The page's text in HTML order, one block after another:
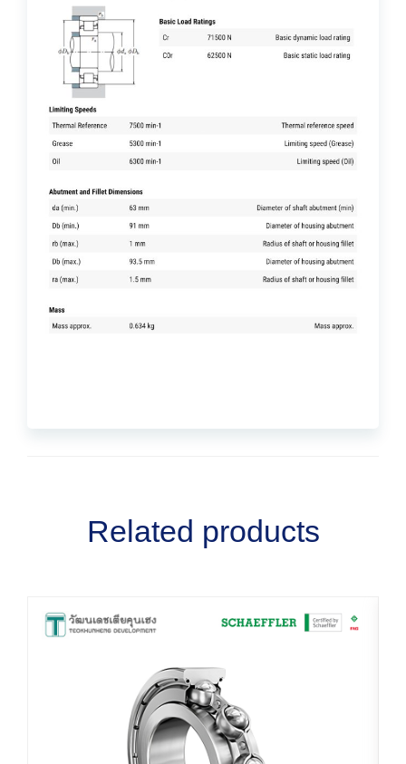
Related products